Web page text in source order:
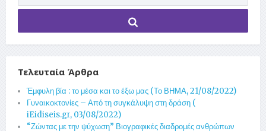
Τελευταία Άρθρα
Έμφυλη βία : το μέσα και το έξω μας (Το ΒΗΜΑ, 21/08/2022)
Γυναικοκτονίες – Από τη συγκάλυψη στη δράση (
iEidiseis.gr, 03/08/2022)
“Ζώντας με την ψύχωση” Βιογραφικές διαδρομές ανθρώπων